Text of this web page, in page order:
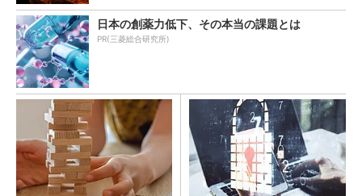
日本の創薬力低下、その本当の課題とは
PR(三菱総合研究所)